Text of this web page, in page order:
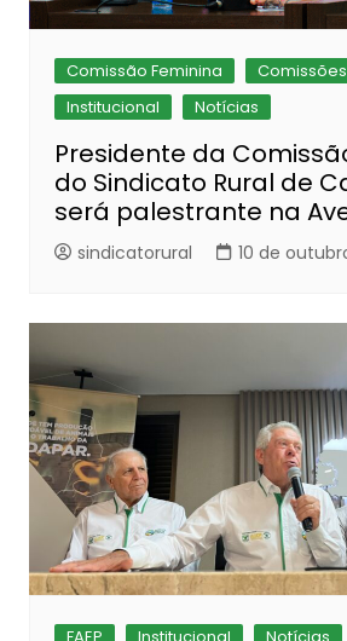
Comissão Feminina
Comissões
Institucional
Notícias
Presidente da
do Sindicato Rural de
será palestrante na
sindicatorural 10 de